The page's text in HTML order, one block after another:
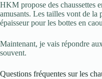
HKM propose des chaussettes
amusants. Les tailles vont de la
épaisseur pour les bottes en
Maintenant, je vais répondre
souvent.
Questions fréquentes sur les